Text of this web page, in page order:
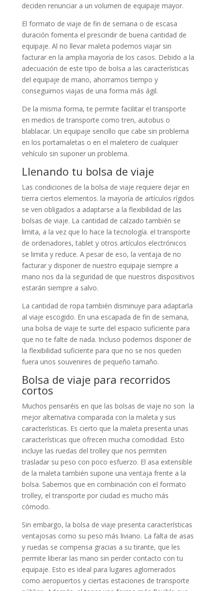
deciden renunciar a un volumen de equipaje mayor.
El formato de viaje de fin de semana o de escasa
duración fomenta el prescindir de buena cantidad de
equipaje. Al no llevar maleta podemos viajar sin
facturar en la amplia mayoría de los casos. Debido a la
adecuación de este tipo de bolsa a las características
del equipaje de mano, ahorramos tiempo y
conseguimos viajas de una forma más ágil.
De la misma forma, te permite facilitar el transporte
en medios de transporte como tren, autobus o
blablacar. Un equipaje sencillo que cabe sin problema
en los portamaletas o en el maletero de cualquier
vehículo sin suponer un problema.
Llenando tu bolsa de viaje
Las condiciones de la bolsa de viaje requiere dejar en
tierra ciertos elementos. la mayoría de artículos rígidos
se ven obligados a adaptarse a la flexibilidad de las
bolsas de viaje. La cantidad de calzado también se
limita, a la vez que lo hace la tecnología. el transporte
de ordenadores, tablet y otros artículos electrónicos
se limita y reduce. A pesar de eso, la ventaja de no
facturar y disponer de nuestro equipaje siempre a
mano nos da la seguridad de que nuestros dispositivos
estarán siempre a salvo.
La cantidad de ropa también disminuye para adaptarla
al viaje escogido. En una escapada de fin de semana,
una bolsa de viaje te surte del espacio suficiente para
que no te falte de nada. Incluso podemos disponer de
la flexibilidad suficiente para que no se nos queden
fuera unos souvenires de pequeño tamaño.
Bolsa de viaje para recorridos
cortos
Muchos pensaréis en que las bolsas de viaje no son la
mejor alternativa comparada con la maleta y sus
características. Es cierto que la maleta presenta unas
características que ofrecen mucha comodidad. Esto
incluye las ruedas del trolley que nos permiten
trasladar su peso con poco esfuerzo. El asa extensible
de la maleta también supone una ventaja frente a la
bolsa. Sabemos que en combinación con el formato
trolley, el transporte por ciudad es mucho más
cómodo.
Sin embargo, la bolsa de viaje presenta características
ventajosas como su peso más liviano. La falta de asas
y ruedas se compensa gracias a su tirante, que les
permite liberar las mano sin perder contacto con tu
equipaje. Esto es ideal para lugares aglomerados
como aeropuertos y ciertas estaciones de transporte